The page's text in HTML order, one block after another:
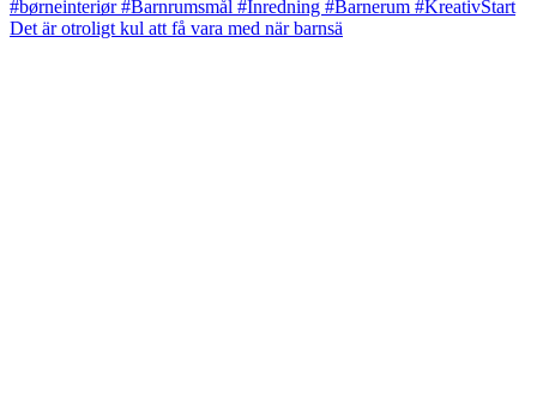
Det är otroligt kul att få vara med när barnsä